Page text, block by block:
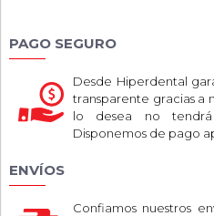
PAGO SEGURO
Desde Hiperdental
transparente gracias a
lo desea no
Disponemos de pago
ENVÍOS
Confiamos nuestros